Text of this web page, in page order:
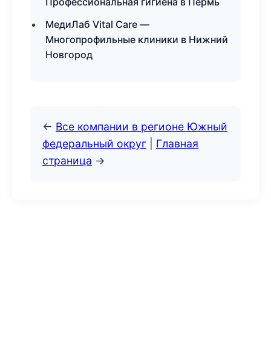
МедиЛаб Vital Care —
Многопрофильные клиники в Нижний
Новгород
← Все компании в регионе Южный
федеральный округ
Главная
страница →